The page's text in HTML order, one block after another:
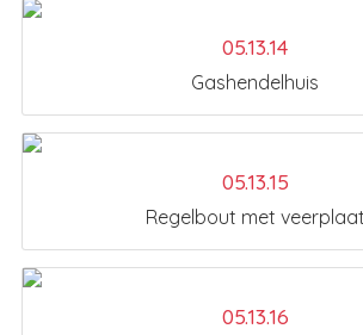
05.13.14
Gashendelhuis
05.13.15
Regelbout met veerplaat
05.13.16